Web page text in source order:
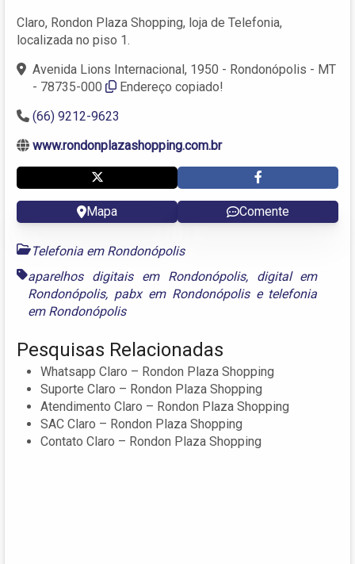
Claro, Rondon Plaza Shopping, loja de Telefonia,
localizada no piso 1.
Avenida Lions Internacional, 1950 - Rondonópolis - MT
- 78735-000
Endereço copiado!
(66) 9212-9623
www.rondonplazashopping.com.br
Mapa Comente
Telefonia em Rondonópolis
aparelhos digitais em Rondonópolis, digital em
Rondonópolis, pabx em Rondonópolise telefonia
em Rondonópolis
Pesquisas Relacionadas
Whatsapp Claro – Rondon Plaza Shopping
Suporte Claro – Rondon Plaza Shopping
Atendimento Claro – Rondon Plaza Shopping
SAC Claro – Rondon Plaza Shopping
Contato Claro – Rondon Plaza Shopping